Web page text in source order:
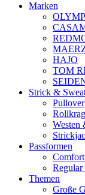
Marken
OLYMP
HAJO
TOM
Strick &
Pullover
Westen
Passformen
Regular
Themen
Große